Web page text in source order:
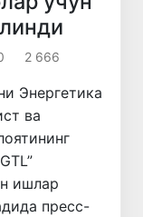
2 666
Энергетика
ва
ишлар
пресс-